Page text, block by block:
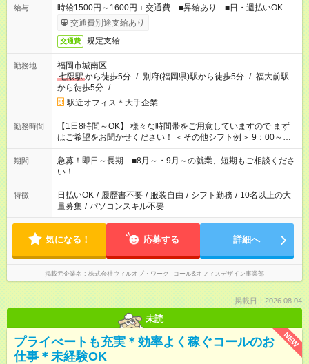
給与
時給1500円～1600円＋交通費 ■昇給あり ■日・週払いOK
交通費別途支給あり
交通費 規定支給
勤務地
福岡市城南区
七隈駅から徒歩5分 / 別府(福岡県)駅から徒歩5分 / 福大前駅
から徒歩5分 / …
駅近オフィス＊大手企業
勤務時間
【1日8時間～OK】 様々な時間帯をご用意していますので まず
はご希望をお聞かせください！ ＜その他シフト例＞ 9：00～
17：00 11：00～20：00 などなど！その他のお時間もOKです！
期間
急募！即日～長期 ■8月～・9月～の就業、短期もご相談くださ
い！
特徴 日払いOK / 履歴書不要 / 服装自由 / シフト勤務 / 10名以上の大
量募集 / パソコンスキル不要
気になる！ 応募する 詳細へ
掲載元企業名 株式会社ウィルオブ・ワーク コール&オフィスデザイン事業部
掲載日：2026.08.04
未読
NEW
プライべートも充実＊効率よく稼ぐコールのお
仕事＊未経験OK